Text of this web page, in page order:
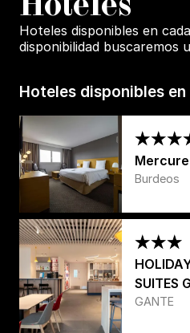
Hoteles disponibles en
disponibilidad buscaremos
Hoteles disponibles en
Burdeos
SUITES
GANTE